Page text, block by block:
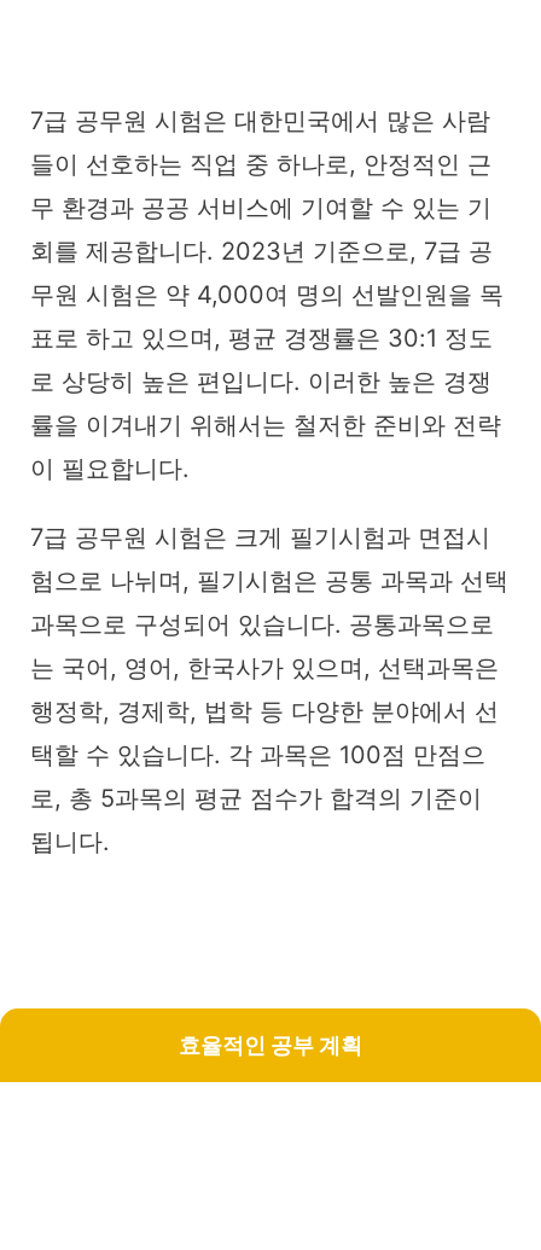
7급 공무원 시험은 대한민국에서 많은 사람
들이 선호하는 직업 중 하나로, 안정적인 근
무 환경과 공공 서비스에 기여할 수 있는 기
회를 제공합니다. 2023년 기준으로, 7급 공
무원 시험은 약 4,000여 명의 선발인원을 목
표로 하고 있으며, 평균 경쟁률은 30:1 정도
로 상당히 높은 편입니다. 이러한 높은 경쟁
률을 이겨내기 위해서는 철저한 준비와 전략
이 필요합니다.
7급 공무원 시험은 크게 필기시험과 면접시
험으로 나뉘며, 필기시험은 공통 과목과 선택
과목으로 구성되어 있습니다. 공통과목으로
는 국어, 영어, 한국사가 있으며, 선택과목은
행정학, 경제학, 법학 등 다양한 분야에서 선
택할 수 있습니다. 각 과목은 100점 만점으
로, 총 5과목의 평균 점수가 합격의 기준이
됩니다.
효율적인 공부 계획